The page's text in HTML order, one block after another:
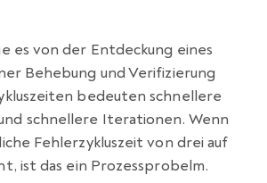
es von der Entdeckung eines
Behebung und Verifizierung
bedeuten schnellere
schnellere Iterationen. Wenn
Fehlerzykluszeit von drei auf
ist das ein Prozessprobelm.